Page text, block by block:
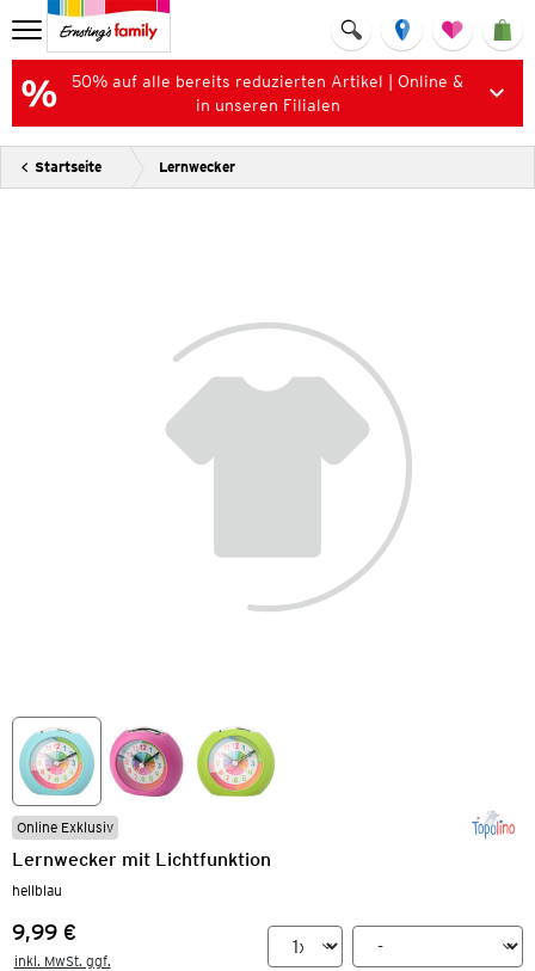
50% auf alle bereits reduzierten Artikel | Online &
in unseren Filialen
Startseite Lernwecker
Online Exklusiv
Lernwecker mit Lichtfunktion
hellblau
Preis:
9,99 €
inkl. MwSt. ggf.